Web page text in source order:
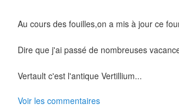
Au cours des fouilles,on a mis à jour ce
Dire que j'ai passé de nombreuses
Vertault c'est l'antique Vertillium...
Voir les commentaires